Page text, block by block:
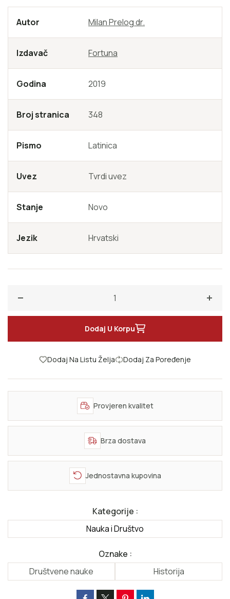
Autor Milan Prelog dr.
Izdavač Fortuna
Godina 2019
Broj stranica 348
Pismo Latinica
Uvez Tvrdi uvez
Stanje Novo
Jezik Hrvatski
Smanji količinu za Povijest Bosne u doba Osmanlijske
Dodaj U Korpu
Dodaj Na Listu Želja Dodaj Za Poređenje
Provjeren kvalitet
Brza dostava
Jednostavna kupovina
Kategorije :
Nauka i Društvo
Oznake :
Društvene nauke
Historija